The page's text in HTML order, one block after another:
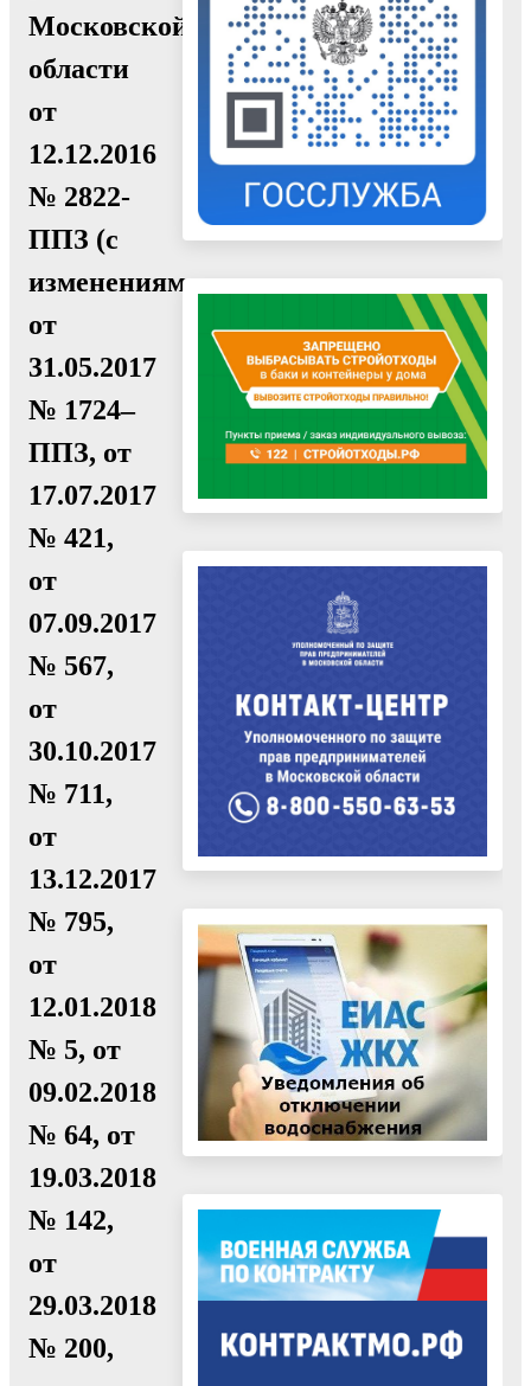
Московской
области
от
12.12.2016
№ 2822-
ППЗ (с
изменениями
от
31.05.2017
№ 1724–
ППЗ, от
17.07.2017
№ 421,
от
07.09.2017
№ 567,
от
30.10.2017
№ 711,
от
13.12.2017
№ 795,
от
12.01.2018
№ 5, от
09.02.2018
№ 64, от
19.03.2018
№ 142,
от
29.03.2018
№ 200,